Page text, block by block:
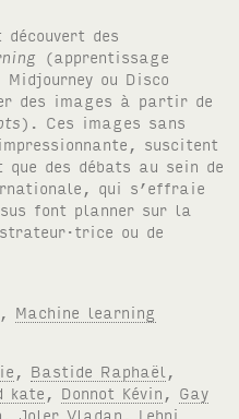
des
(apprentissage
, Midjourney ou Disco
des images à partir de
). Ces images sans
suscitent
des débats au sein de
qui s’effraie
font planner sur la
ou de
Machine learning
Bastide Raphaël
kate Donnot Kévin
Gay
Joler Vladan
Lehni